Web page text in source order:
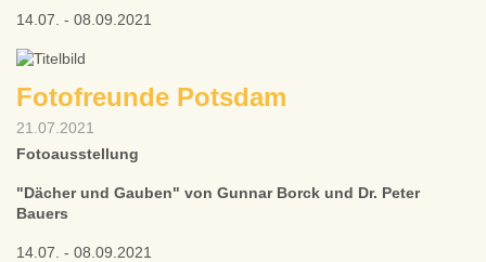
14.07. - 08.09.2021
Fotofreunde Potsdam
21.07.2021
Fotoausstellung
"Dächer und Gauben" von Gunnar Borck und Dr. Peter
Bauers
14.07. - 08.09.2021